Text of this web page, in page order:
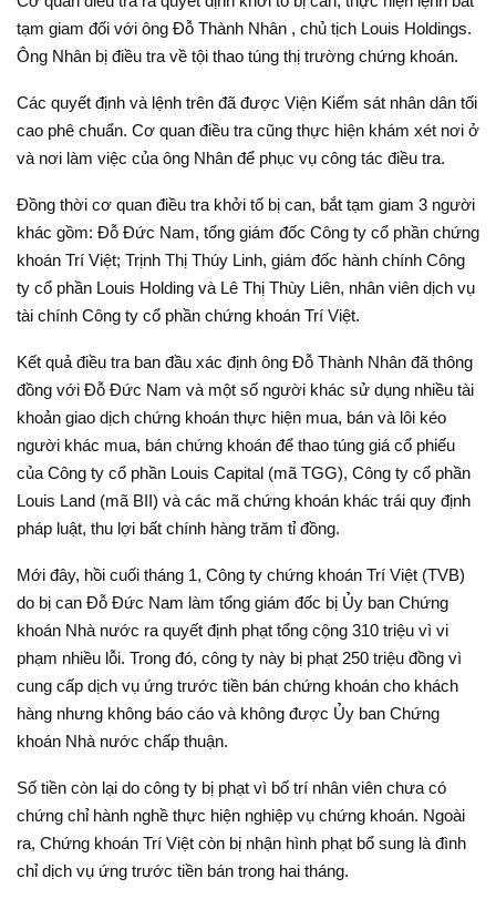
tạm giam đối với ông Đỗ Thành Nhân , chủ tịch Louis Holdings.
Ông Nhân bị điều tra về tội thao túng thị trường chứng khoán.
Các quyết định và lệnh trên đã được Viện Kiểm sát nhân dân tối
cao phê chuẩn. Cơ quan điều tra cũng thực hiện khám xét nơi ở
và nơi làm việc của ông Nhân để phục vụ công tác điều tra.
Đồng thời cơ quan điều tra khởi tố bị can, bắt tạm giam 3 người
khác gồm: Đỗ Đức Nam, tổng giám đốc Công ty cổ phần chứng
khoán Trí Việt; Trịnh Thị Thúy Linh, giám đốc hành chính Công
ty cổ phần Louis Holding và Lê Thị Thùy Liên, nhân viên dịch vụ
tài chính Công ty cổ phần chứng khoán Trí Việt.
Kết quả điều tra ban đầu xác định ông Đỗ Thành Nhân đã thông
đồng với Đỗ Đức Nam và một số người khác sử dụng nhiều tài
khoản giao dịch chứng khoán thực hiện mua, bán và lôi kéo
người khác mua, bán chứng khoán để thao túng giá cổ phiếu
của Công ty cổ phần Louis Capital (mã TGG), Công ty cổ phần
Louis Land (mã BII) và các mã chứng khoán khác trái quy định
pháp luật, thu lợi bất chính hàng trăm tỉ đồng.
Mới đây, hồi cuối tháng 1, Công ty chứng khoán Trí Việt (TVB)
do bị can Đỗ Đức Nam làm tổng giám đốc bị Ủy ban Chứng
khoán Nhà nước ra quyết định phạt tổng cộng 310 triệu vì vi
phạm nhiều lỗi. Trong đó, công ty này bị phạt 250 triệu đồng vì
cung cấp dịch vụ ứng trước tiền bán chứng khoán cho khách
hàng nhưng không báo cáo và không được Ủy ban Chứng
khoán Nhà nước chấp thuận.
Số tiền còn lại do công ty bị phạt vì bố trí nhân viên chưa có
chứng chỉ hành nghề thực hiện nghiệp vụ chứng khoán. Ngoài
ra, Chứng khoán Trí Việt còn bị nhận hình phạt bổ sung là đình
chỉ dịch vụ ứng trước tiền bán trong hai tháng.